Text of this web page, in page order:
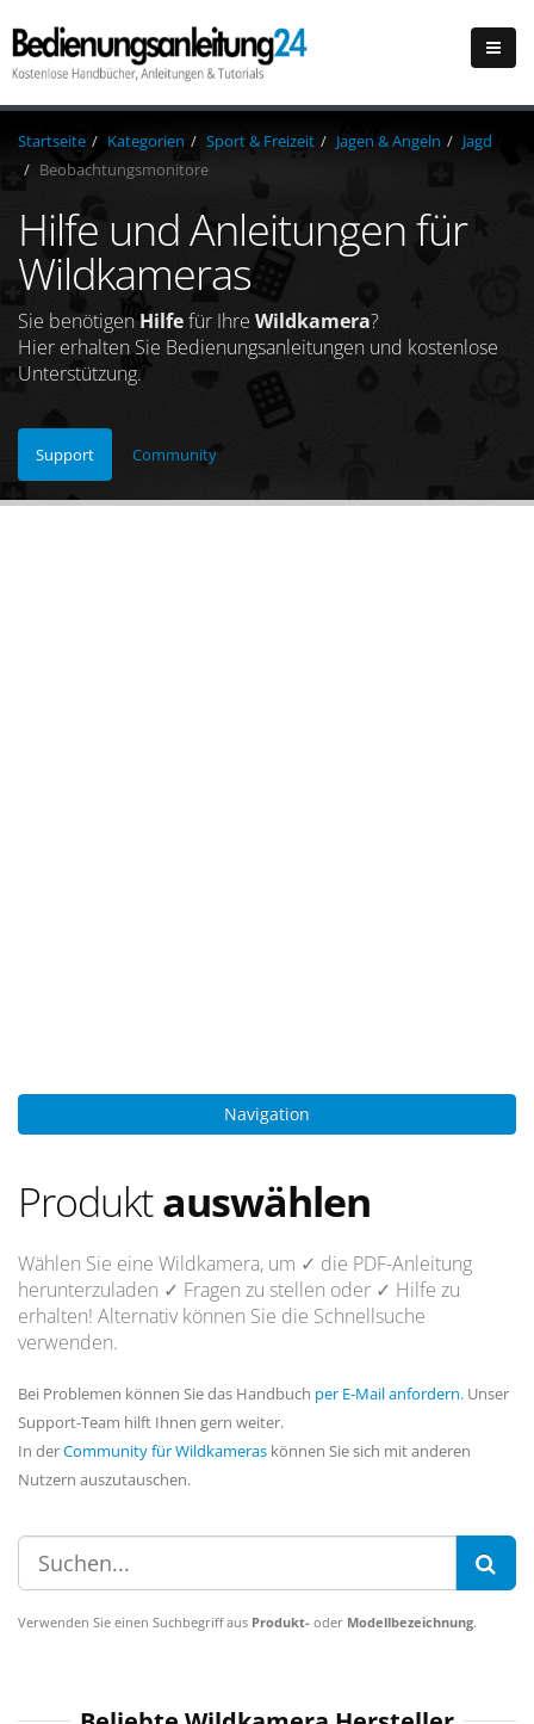
Startseite Kategorien Sport & Freizeit Jagen & Angeln
Jagd
Beobachtungsmonitore
Hilfe und Anleitungen für
Wildkameras
Sie benötigen Hilfefür Ihre Wildkamera?
Hier erhalten Sie Bedienungsanleitungen und kostenlose
Unterstützung.
Support Community
Navigation
Produktauswählen
Wählen Sie eine Wildkamera, um ✓ die PDF-Anleitung
herunterzuladen ✓ Fragen zu stellen oder ✓ Hilfe zu
erhalten! Alternativ können Sie die Schnellsuche
verwenden.
Bei Problemen können Sie das Handbuch per E-Mail anfordern. Unser
Support-Team hilft Ihnen gern weiter.
In derCommunity für Wildkameras können Sie sich mit anderen
Nutzern auszutauschen.
Verwenden Sie einen Suchbegriff aus Produkt- oder Modellbezeichnung.